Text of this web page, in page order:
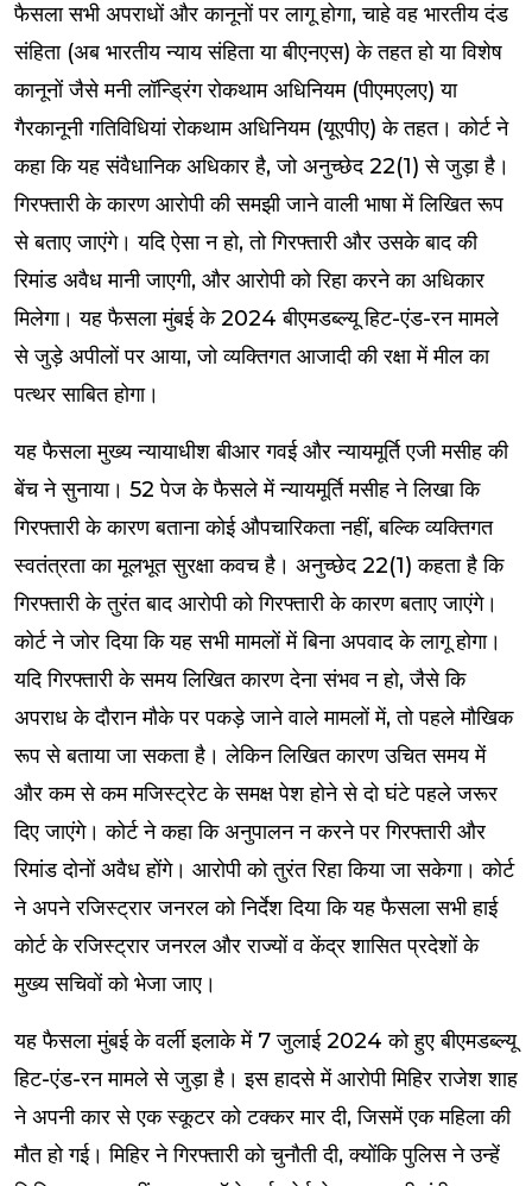
फैसला सभी अपराधों और कानूनों पर लागू होगा, चाहे वह भारतीय दंड
संहिता (अब भारतीय न्याय संहिता या बीएनएस) के तहत हो या विशेष
कानूनों जैसे मनी लॉन्ड्रिंग रोकथाम अधिनियम (पीएमएलए) या
गैरकानूनी गतिविधियां रोकथाम अधिनियम (यूएपीए) के तहत। कोर्ट ने
कहा कि यह संवैधानिक अधिकार है, जो अनुच्छेद 22(1) से जुड़ा है।
गिरफ्तारी के कारण आरोपी की समझी जाने वाली भाषा में लिखित रूप
से बताए जाएंगे। यदि ऐसा न हो, तो गिरफ्तारी और उसके बाद की
रिमांड अवैध मानी जाएगी, और आरोपी को रिहा करने का अधिकार
मिलेगा। यह फैसला मुंबई के 2024 बीएमडब्ल्यू हिट-एंड-रन मामले
से जुड़े अपीलों पर आया, जो व्यक्तिगत आजादी की रक्षा में मील का
पत्थर साबित होगा।
यह फैसला मुख्य न्यायाधीश बीआर गवई और न्यायमूर्ति एजी मसीह की
बेंच ने सुनाया। 52 पेज के फैसले में न्यायमूर्ति मसीह ने लिखा कि
गिरफ्तारी के कारण बताना कोई औपचारिकता नहीं, बल्कि व्यक्तिगत
स्वतंत्रता का मूलभूत सुरक्षा कवच है। अनुच्छेद 22(1) कहता है कि
गिरफ्तारी के तुरंत बाद आरोपी को गिरफ्तारी के कारण बताए जाएंगे।
कोर्ट ने जोर दिया कि यह सभी मामलों में बिना अपवाद के लागू होगा।
यदि गिरफ्तारी के समय लिखित कारण देना संभव न हो, जैसे कि
अपराध के दौरान मौके पर पकड़े जाने वाले मामलों में, तो पहले मौखिक
रूप से बताया जा सकता है। लेकिन लिखित कारण उचित समय में
और कम से कम मजिस्ट्रेट के समक्ष पेश होने से दो घंटे पहले जरूर
दिए जाएंगे। कोर्ट ने कहा कि अनुपालन न करने पर गिरफ्तारी और
रिमांड दोनों अवैध होंगे। आरोपी को तुरंत रिहा किया जा सकेगा। कोर्ट
ने अपने रजिस्ट्रार जनरल को निर्देश दिया कि यह फैसला सभी हाई
कोर्ट के रजिस्ट्रार जनरल और राज्यों व केंद्र शासित प्रदेशों के
मुख्य सचिवों को भेजा जाए।
यह फैसला मुंबई के वर्ली इलाके में 7 जुलाई 2024 को हुए बीएमडब्ल्यू
हिट-एंड-रन मामले से जुड़ा है। इस हादसे में आरोपी मिहिर राजेश शाह
ने अपनी कार से एक स्कूटर को टक्कर मार दी, जिसमें एक महिला की
मौत हो गई। मिहिर ने गिरफ्तारी को चुनौती दी, क्योंकि पुलिस ने उन्हें